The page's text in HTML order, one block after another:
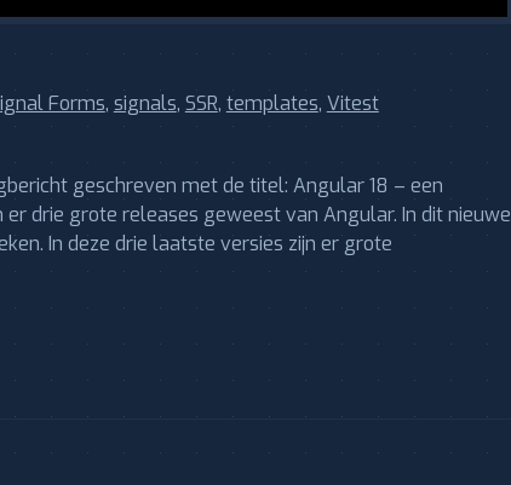
Forms, signals, SSR, templates, Vitest
geschreven met de titel: Angular 18 – een
drie grote releases geweest van Angular. In dit nieuwe
In deze drie laatste versies zijn er grote